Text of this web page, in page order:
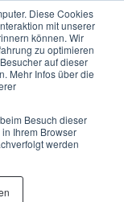
Diese Cookies
mit unserer
können. Wir
zu optimieren
auf dieser
Mehr Infos über die
Besuch dieser
Ihrem Browser
werden
oder ohne
Gelände für
werden.
einen Pumptrack